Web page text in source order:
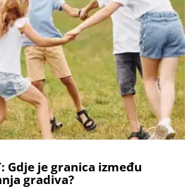
Gdje je granica između
gradiva?